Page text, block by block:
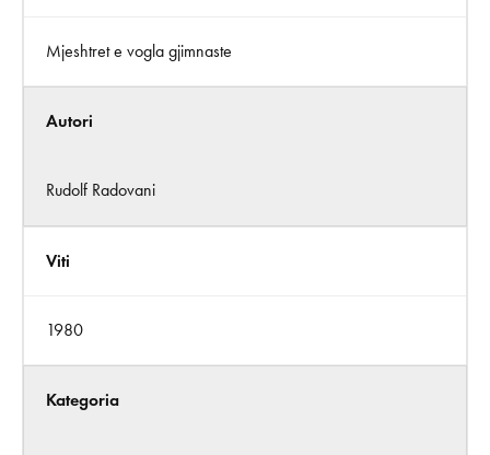
Mjeshtret e vogla gjimnaste
Autori
Rudolf Radovani
Viti
1980
Kategoria